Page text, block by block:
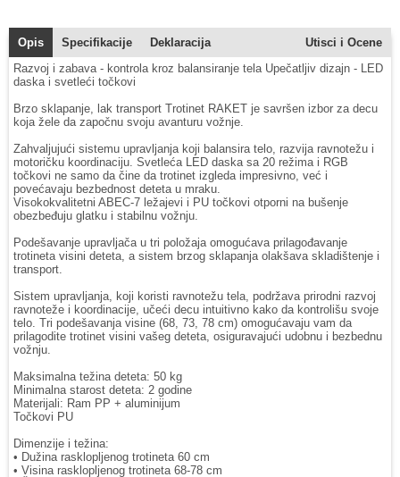
Opis Specifikacije Deklaracija
Utisci i Ocene
Razvoj i zabava - kontrola kroz balansiranje tela Upečatljiv dizajn - LED
daska i svetleći točkovi
Brzo sklapanje, lak transport Trotinet RAKET je savršen izbor za decu
koja žele da započnu svoju avanturu vožnje.
Zahvaljujući sistemu upravljanja koji balansira telo, razvija ravnotežu i
motoričku koordinaciju. Svetleća LED daska sa 20 režima i RGB
točkovi ne samo da čine da trotinet izgleda impresivno, već i
povećavaju bezbednost deteta u mraku.
Visokokvalitetni ABEC-7 ležajevi i PU točkovi otporni na bušenje
obezbeđuju glatku i stabilnu vožnju.
Podešavanje upravljača u tri položaja omogućava prilagođavanje
trotineta visini deteta, a sistem brzog sklapanja olakšava skladištenje i
transport.
Sistem upravljanja, koji koristi ravnotežu tela, podržava prirodni razvoj
ravnoteže i koordinacije, učeći decu intuitivno kako da kontrolišu svoje
telo. Tri podešavanja visine (68, 73, 78 cm) omogućavaju vam da
prilagodite trotinet visini vašeg deteta, osiguravajući udobnu i bezbednu
vožnju.
Maksimalna težina deteta: 50 kg
Minimalna starost deteta: 2 godine
Materijali: Ram PP + aluminijum
Točkovi PU
Dimenzije i težina:
• Dužina rasklopljenog trotineta 60 cm
• Visina rasklopljenog trotineta 68-78 cm